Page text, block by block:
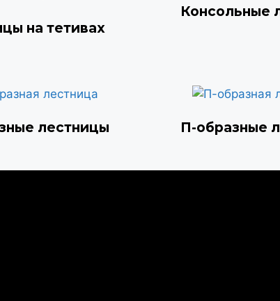
на тетивах
Консольные
лестницы П-образные